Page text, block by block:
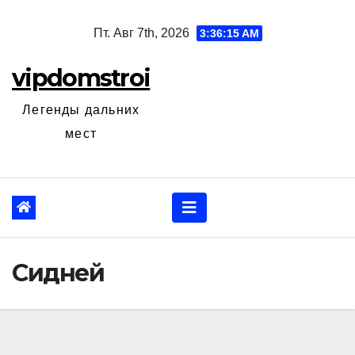
Пт. Авг 7th, 2026 3:36:16 AM
vipdomstroi
Легенды дальних
мест
Сидней